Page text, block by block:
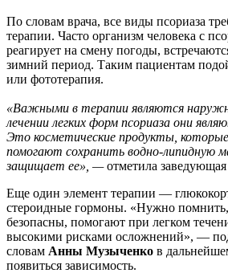
По словам врача, все виды псориаза
терапии. Часто организм человека с
реагирует на смену погоды,
зимний период. Таким пациентам
или фототерапия.
«Важными в терапии являются
лечении легких форм псориаза они
Это косметические продукты,
помогают сохранить водно-липидную
защищает ее», —отметила
Еще один элемент терапии —
стероидные гормоны. «Нужно
безопасны, помогают при легком
высокими рисками осложнений», —
словам Анны Музыченко в
появиться зависимость.